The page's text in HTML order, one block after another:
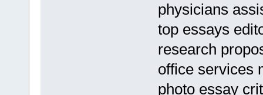
physicians
top essays
research
office services
photo essay